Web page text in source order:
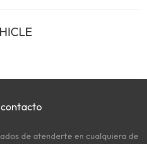
de atenderte en cualquiera de